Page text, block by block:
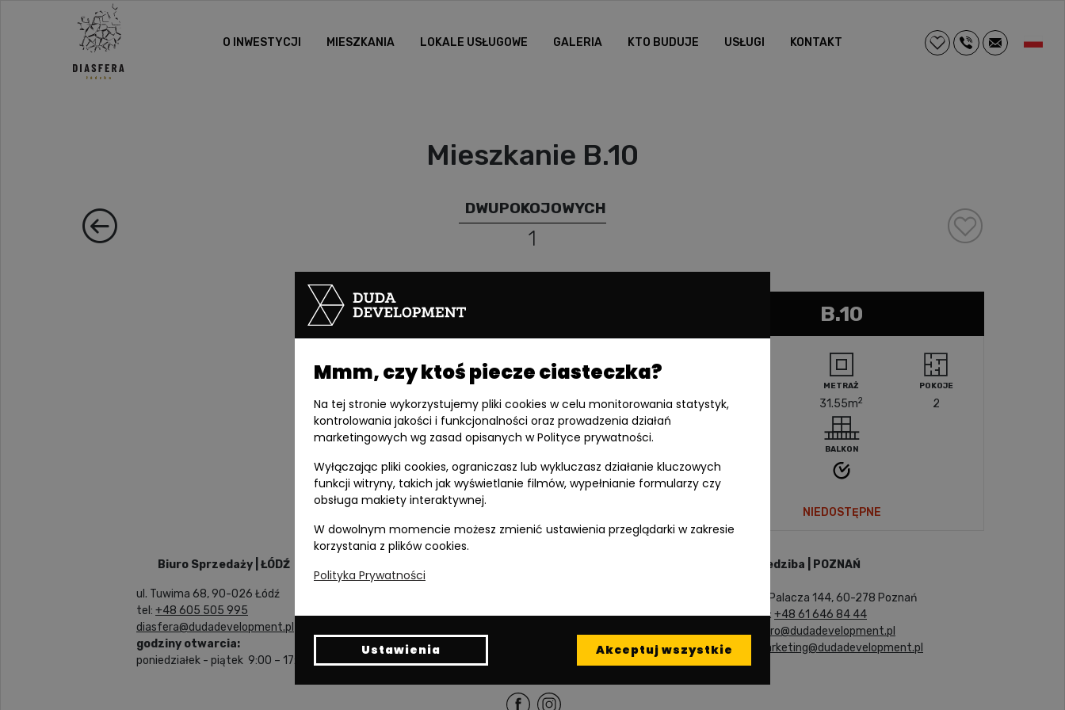
O INWESTYCJI MIESZKANIA LOKALE USŁUGOWE GALERIA KTO BUDUJE USŁUGI KONTAKT
Mieszkanie B.10
DWUPOKOJOWYCH
1
B.10
METRAŻ
31.55m2
POKOJE
2
BALKON
NIEDOSTĘPNE
Biuro Sprzedaży | ŁÓDŹ
ul. Tuwima 68, 90-026 Łódź
tel: +48 605 505 995
diasfera@dudadevelopment.pl
godziny otwarcia:
poniedziałek - piątek 9:00 – 17:00
Siedziba | POZNAŃ
ul. Palacza 144, 60-278 Poznań
tel: +48 61 646 84 44
biuro@dudadevelopment.pl
marketing@dudadevelopment.pl
Mmm, czy ktoś piecze ciasteczka?
Na tej stronie wykorzystujemy pliki cookies w celu monitorowania statystyk,
kontrolowania jakości i funkcjonalności oraz prowadzenia działań
marketingowych wg zasad opisanych w Polityce prywatności.
Wyłączając pliki cookies, ograniczasz lub wykluczasz działanie kluczowych
funkcji witryny, takich jak wyświetlanie filmów, wypełnianie formularzy czy
obsługa makiety interaktywnej.
W dowolnym momencie możesz zmienić ustawienia przeglądarki w zakresie
korzystania z plików cookies.
Polityka Prywatności
Ustawienia Akceptuj wszystkie